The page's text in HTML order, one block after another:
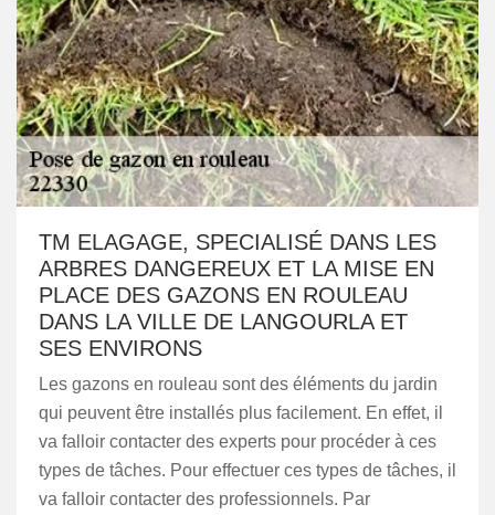
TM ELAGAGE, SPECIALISÉ DANS LES
ARBRES DANGEREUX ET LA MISE EN
PLACE DES GAZONS EN ROULEAU
DANS LA VILLE DE LANGOURLA ET
SES ENVIRONS
Les gazons en rouleau sont des éléments du jardin
qui peuvent être installés plus facilement. En effet, il
va falloir contacter des experts pour procéder à ces
types de tâches. Pour effectuer ces types de tâches, il
va falloir contacter des professionnels. Par